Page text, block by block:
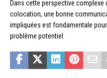
Dans cette perspective complexe
colocation, une bonne
impliquées est fondamentale
problème potentiel.